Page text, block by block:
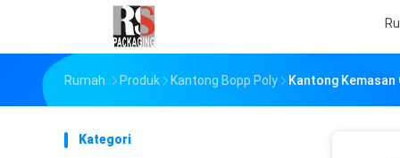
Rumah Produk Kantong Bopp Poly Kantong Kemasan
Kategori